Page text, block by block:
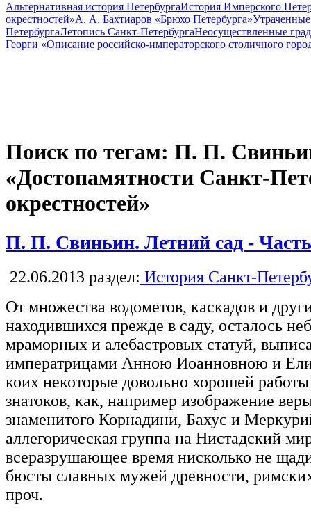
Альтернативная история ПетербургаИстория Имперского
окрестностей»А. А. Бахтиаров «Брюхо Петербурга»
ПетербургаЛетопись Санкт-ПетербургаНеосуществленные
Георги «Описание российско-императорского столичного
Поиск по тегам: П. П.
«Достопамятности Санкт-
окрестностей»
П. П. Свиньин. Летний сад -
22.06.2013 раздел: История Санкт-
От множества водометов, каскадов и
находившихся прежде в саду, осталось
мраморных и алебастровых статуй,
императрицами Анною Иоанновною и
коих некоторые довольно хорошей
знатоков, как, например изображение
знаменитого Корнадини, Бахус и
аллегорическая группа на Нистадский
всеразрушающее время нисколько не
бюсты славных мужей древности,
проч.